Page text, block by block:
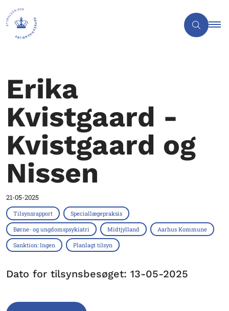
Erika
Kvistgaard -
Kvistgaard og
Nissen
21-05-2025
Tilsynsrapport Speciallægepraksis
Børne- og ungdomspsykiatri Midtjylland Aarhus Kommune
Sanktion: Ingen Planlagt tilsyn
Dato for tilsynsbesøget: 13-05-2025